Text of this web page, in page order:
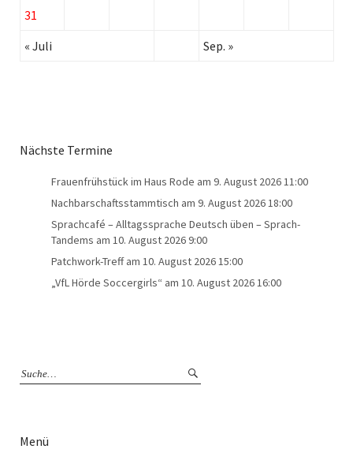
31
« Juli
Sep. »
Nächste Termine
Frauenfrühstück im Haus Rode am 9. August 2026 11:00
Nachbarschaftsstammtisch am 9. August 2026 18:00
Sprachcafé – Alltagssprache Deutsch üben – Sprach-
Tandems am 10. August 2026 9:00
Patchwork-Treffam 10. August 2026 15:00
„VfL Hörde Soccergirls“ am 10. August 2026 16:00
Menü